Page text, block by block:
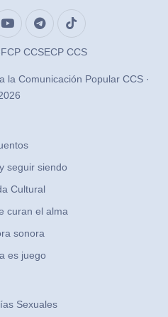
FCP CCSECP CCS
la Comunicación Popular CCS ·
seguir siendo
Cultural
curan el alma
sonora
es juego
Sexuales